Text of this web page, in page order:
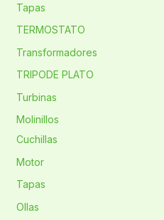
Tapas
TERMOSTATO
Transformadores
TRIPODE PLATO
Turbinas
Molinillos
Cuchillas
Motor
Tapas
Ollas